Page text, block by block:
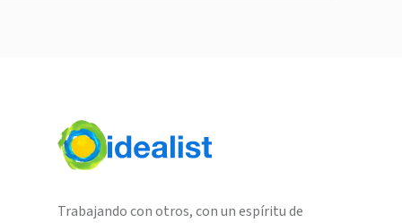
Trabajando con otros, con un espíritu de